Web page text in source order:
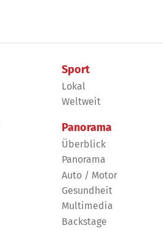
Sport
Lokal
Weltweit
Panorama
Überblick
Panorama
Auto / Motor
Gesundheit
Multimedia
Backstage